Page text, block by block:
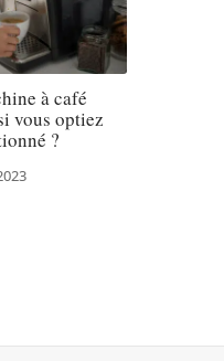
à café
vous optiez
?